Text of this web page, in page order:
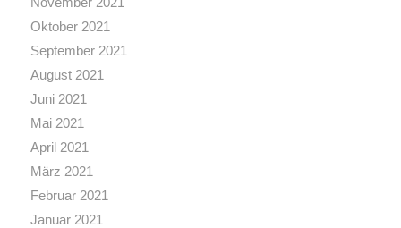
Oktober 2021
September 2021
August 2021
Juni 2021
Mai 2021
April 2021
März 2021
Februar 2021
Januar 2021